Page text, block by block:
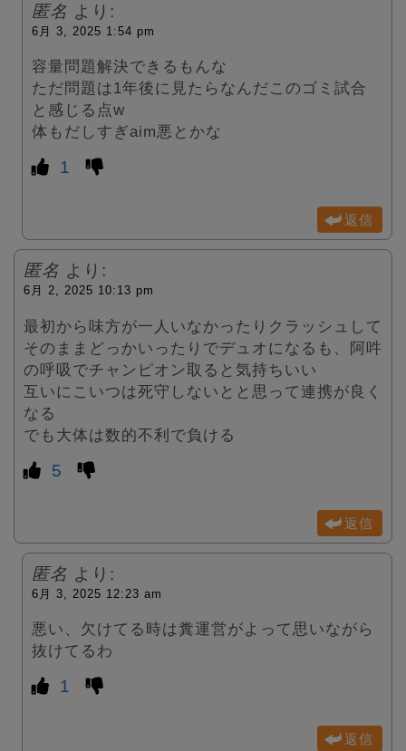
匿名 より:
6月 3, 2025 1:54 pm
容量問題解決できるもんな
ただ問題は1年後に見たらなんだこのゴミ試合
と感じる点w
体もだしすぎaim悪とかな
1
返信
匿名 より:
6月 2, 2025 10:13 pm
最初から味方が一人いなかったりクラッシュして
そのままどっかいったりでデュオになるも、阿吽
の呼吸でチャンピオン取ると気持ちいい
互いにこいつは死守しないとと思って連携が良く
なる
でも大体は数的不利で負ける
5
返信
匿名 より:
6月 3, 2025 12:23 am
悪い、欠けてる時は糞運営がよって思いながら
抜けてるわ
1
返信